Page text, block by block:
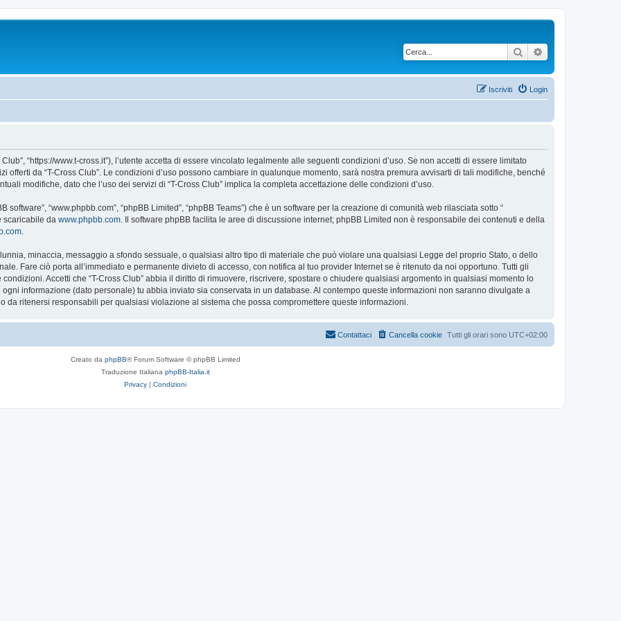
Cerca
Login
Iscriviti
Club”, “https://www.t-cross.it”), l’utente accetta di essere vincolato legalmente alle seguenti condizioni d’uso. Se non accetti di essere limitato
offerti da “T-Cross Club”. Le condizioni d’uso possono cambiare in qualunque momento, sarà nostra premura avvisarti di tali modifiche, benché
modifiche, dato che l’uso dei servizi di “T-Cross Club” implica la completa accettazione delle condizioni d’uso.
software”, “www.phpbb.com”, “phpBB Limited”, “phpBB Teams”) che è un software per la creazione di comunità web rilasciata sotto “
scaricabile da www.phpbb.com . Il software phpBB facilita le aree di discussione internet; phpBB Limited non è responsabile dei contenuti e della
minaccia, messaggio a sfondo sessuale, o qualsiasi altro tipo di materiale che può violare una qualsiasi Legge del proprio Stato, o dello
Fare ciò porta all’immediato e permanente divieto di accesso, con notifica al tuo provider Internet se è ritenuto da noi opportuno. Tutti gli
Accetti che “T-Cross Club” abbia il diritto di rimuovere, riscrivere, spostare o chiudere qualsiasi argomento in qualsiasi momento lo
informazione (dato personale) tu abbia inviato sia conservata in un database. Al contempo queste informazioni non saranno divulgate a
da ritenersi responsabili per qualsiasi violazione al sistema che possa compromettere queste informazioni.
Tutti gli orari sono UTC+02:00
Cancella cookie
Contattaci
Creato da phpBB® Forum Software © phpBB Limited
Traduzione Italiana phpBB-Italia.it
Privacy | Condizioni